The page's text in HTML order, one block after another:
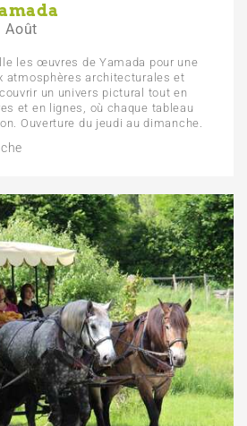
Août
les œuvres de Yamada pour une
atmosphères architecturales et
un univers pictural tout en
et en lignes, où chaque tableau
Ouverture du jeudi au dimanche.